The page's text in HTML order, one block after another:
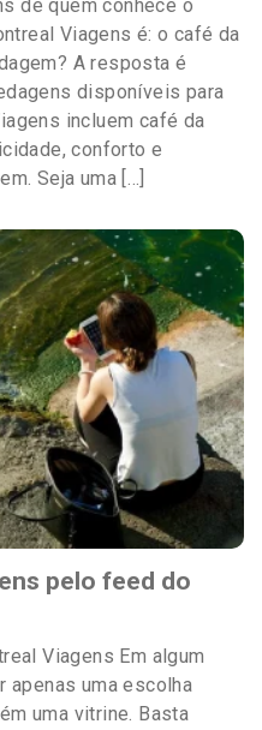
de quem conhece o
Viagens é: o café da
A resposta é
disponíveis para
incluem café da
conforto e
Seja uma […]
pelo feed do
Viagens Em algum
apenas uma escolha
uma vitrine. Basta